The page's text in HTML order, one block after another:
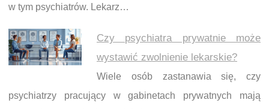
w tym psychiatrów. Lekarz…
Czy psychiatra prywatnie może
wystawić zwolnienie lekarskie?
Wiele osób zastanawia się, czy
psychiatrzy pracujący w gabinetach prywatnych mają